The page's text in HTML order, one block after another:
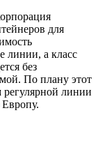
для
линии, а класс
без
По плану этот
регулярной линии